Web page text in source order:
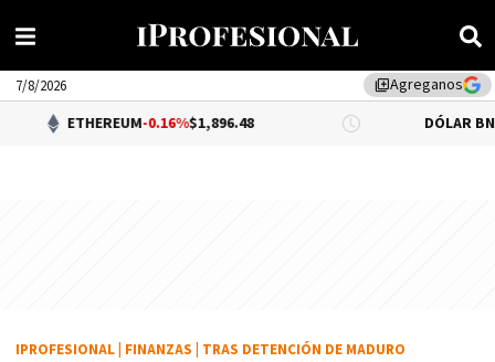
library_addAgreganos
7/8/2026
ETHEREUM-0.16%$1,896.48 DÓLAR BNA
IPROFESIONAL FINANZAS TRAS DETENCIÓN DE MADURO